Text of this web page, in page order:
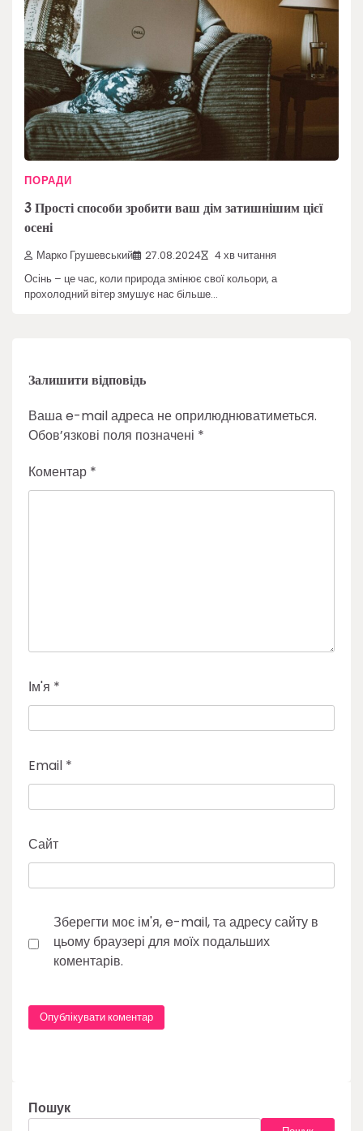
ПОРАДИ
3 Прості способи зробити ваш дім затишнішим цієї
осені
Марко Грушевський 27.08.2024 4 хв читання
Осінь – це час, коли природа змінює свої кольори, а
прохолодний вітер змушує нас більше…
Залишити відповідь
Ваша e-mail адреса не оприлюднюватиметься.
Обов’язкові поля позначені *
Коментар *
Ім'я *
Email *
Сайт
Зберегти моє ім'я, e-mail, та адресу сайту в
цьому браузері для моїх подальших
коментарів.
Пошук